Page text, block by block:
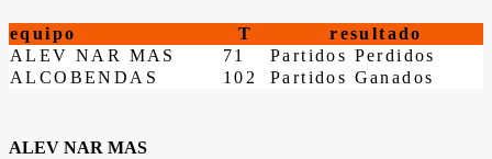
equipo T
resultado
ALEV NAR MAS
71
Partidos Perdidos
ALCOBENDAS
102 Partidos Ganados
ALEV NAR MAS